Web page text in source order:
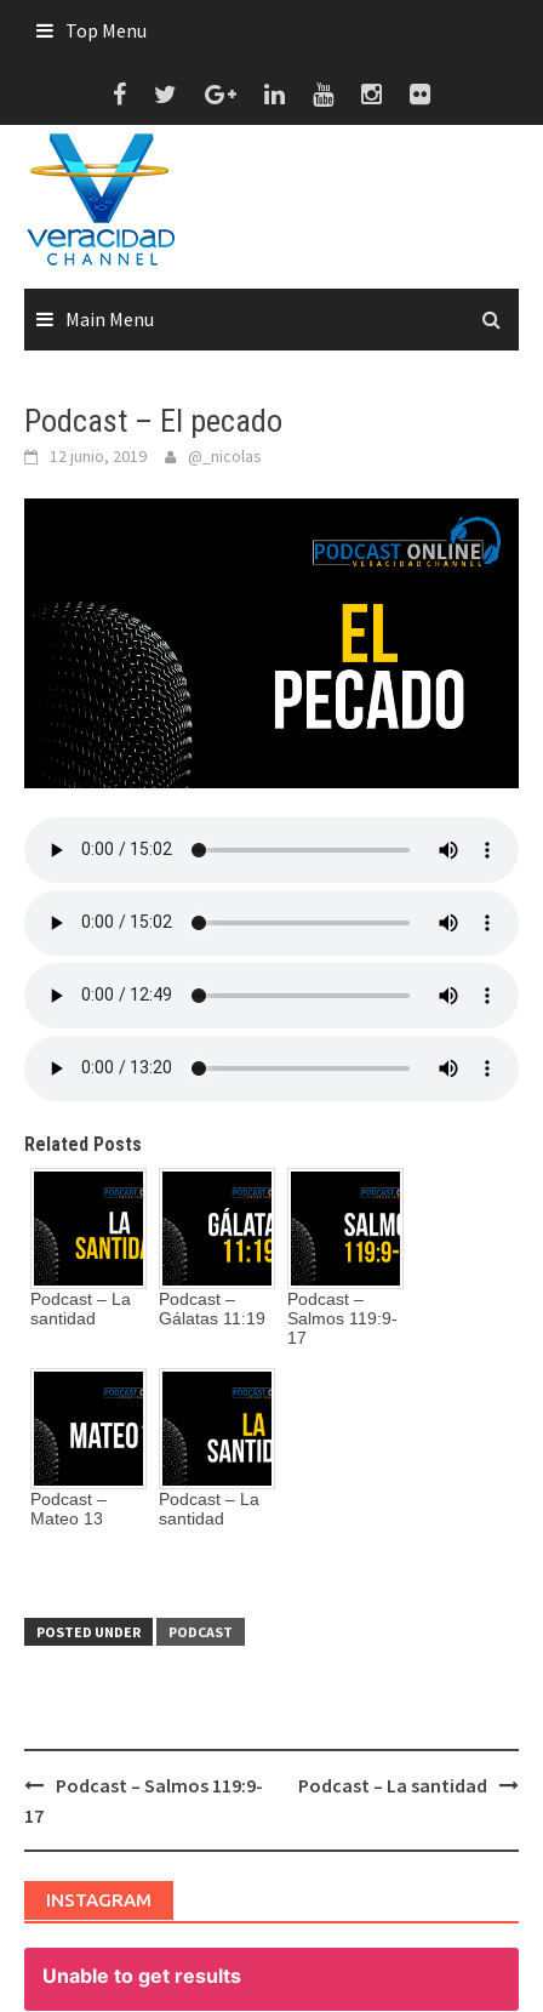
Top Menu
Main Menu
Podcast – El pecado
12 junio, 2019 @_nicolas
Related Posts
Podcast – La
santidad
Podcast –
Gálatas 11:19
Podcast –
Salmos 119:9-
17
Podcast –
Mateo 13
Podcast – La
santidad
POSTED UNDER PODCAST
Post
Podcast – Salmos 119:9-
17
Podcast – La santidad
INSTAGRAM
Unable to get results